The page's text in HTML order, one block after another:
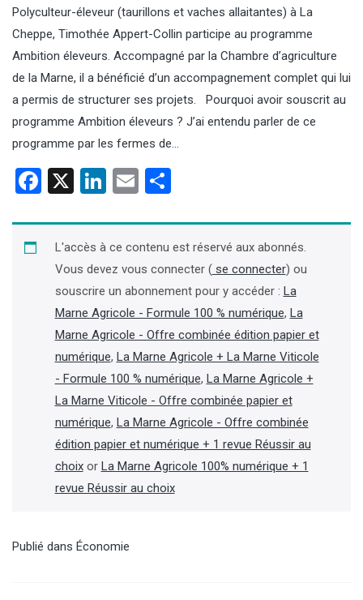
Polyculteur-éleveur (taurillons et vaches allaitantes) à La
Cheppe, Timothée Appert-Collin participe au programme
Ambition éleveurs. Accompagné par la Chambre d’agriculture
de la Marne, il a bénéficié d’un accompagnement complet qui lui
a permis de structurer ses projets. Pourquoi avoir souscrit au
programme Ambition éleveurs ? J’ai entendu parler de ce
programme par les fermes de…
Facebook
X LinkedIn
Email
L'accès à ce contenu est réservé aux abonnés.
Vous devez vous connecter (se connecter) ou
souscrire un abonnement pour y accéder : La
Marne Agricole - Formule 100 % numérique, La
Marne Agricole - Offre combinée édition papier et
numérique, La Marne Agricole + La Marne Viticole
- Formule 100 % numérique, La Marne Agricole +
La Marne Viticole - Offre combinée papier et
numérique, La Marne Agricole - Offre combinée
édition papier et numérique + 1 revue Réussir au
choixor La Marne Agricole 100% numérique + 1
revue Réussir au choix
Publié dans Économie